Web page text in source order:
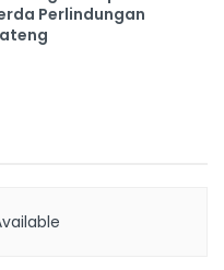
Perlindungan